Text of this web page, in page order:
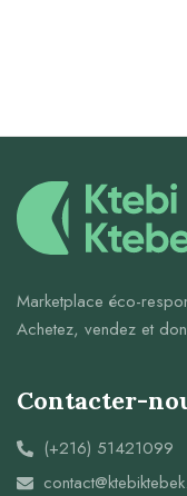
Marketplace éco-
Achetez, vendez et
Contacter-
(+216) 51421099